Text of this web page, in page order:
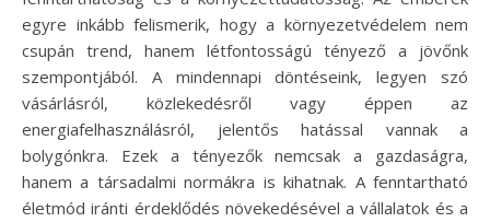
egyre inkább felismerik, hogy a környezetvédelem nem
csupán trend, hanem létfontosságú tényező a jövőnk
szempontjából. A mindennapi döntéseink, legyen szó
vásárlásról, közlekedésről vagy éppen az
energiafelhasználásról, jelentős hatással vannak a
bolygónkra. Ezek a tényezők nemcsak a gazdaságra,
hanem a társadalmi normákra is kihatnak. A fenntartható
életmód iránti érdeklődés növekedésével a vállalatok és a